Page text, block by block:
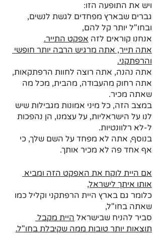
ויש את התופעה הזו:
גברים שבארץ מפחדים לגשת לנשים,
ובחו"ל יותר קל להם,
אנחנו קוראים לזה אפקט התייר.
אתה תייר, אתה מרגיש הרבה יותר חופשי
והרפתקני.
אתה נהנה, אתה רוצה לחוות הרפתקאות,
אתה רחוק מהעבודה, מהבית, מכל מה
שאתה מכיר.
במצב הזה, כל מיני אמונות מגבילות שיש
לנו על הישראליות, על עצמנו, הן נהפכות
ל-לא רלוונטיות.
בנוסף, אתה לא מפחד על השם שלך, כי
אף אחד פה לא מכיר אותך.
אם היית לוקח את האפקט הזה ומביא
אותו איתך לישראל,
כלומר גם בארץ היית הרפתקני וקליל כמו
שאתה בחו"ל,
סביר להניח שבישראל היית מקבל
תוצאות יותר טובות ממה שקיבלת בחו"ל.